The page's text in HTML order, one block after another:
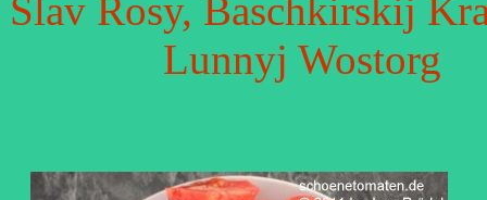
Slav Rosy, Baschkirskij
Lunnyj Wostorg